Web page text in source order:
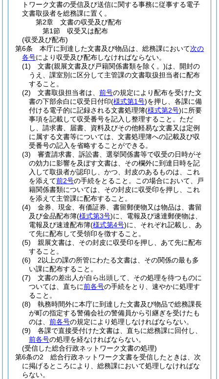
トワーク文書の受信及び送信に関する事務に従事する電子
文書取扱者を総務課に置く。
第2章
文書の収受及び配布
第1節
収受又は配布
(収受及び配布)
第6条
本庁に到達した文書及び物品は、総務課において次の
各号により収受及び配布しなければならない。
(1)
文書(親展文書及び戸籍関係書類を除く。)は、開封の
うえ、課室別に区分して主管課の文書取扱担当者に配布
すること。
(2)
文書取扱担当者は、 前号の規定により配布を受けた文
書の下部余白に収受日付印(様式第1号)を押し、各課に備
付ける電子的に記録される文書処理簿(様式第2号)に所要
事項を記載して収受番号を記入し整理すること。 ただ
し、請求書、届書、資料及びその他軽易な文書又は定例
に属する文書等については、文書処理簿への記載及び収
受番号の記入を省略することができる。
(3)
審査請求書、訴訟書、選挙関係書等で収受の日時がそ
の効力に影響を及ぼす文書は、その欄外に到達日時を記
入して取扱者が認印し、かつ、封皮のあるものは、これ
を添えて前2号の手続をとること。
この場合において、戸
籍関係書類については、その封皮に収受印を押し、これ
を添えて主管課に配布すること。
(4)
金券、現金、有価証券、書留郵便物又は物品は、書留
及び金品配布簿(様式第3号)に、電報及び速達郵便物は、
電報及び速達配布簿(様式第4号)に、それぞれ記載し、あ
て先に配布して受領印を徴すること。
(5)
親展文書は、その封皮に収受印を押し、あて先に配布
すること。
(6)
2以上の課の所管にわたる文書は、その関係の最も多
い課に配布すること。
(7)
文書の差出人が自ら出頭して、その処理を待つものに
ついては、直ちに前各号の手続をとり、速やかに処理す
ること。
(8)
執務時間外に本庁に到達した文書及び物品で総務課長
が町の指定する警備会社の警備員から引継ぎを受けたも
のは、 前各号の規定により処理しなければならない。
(9)
各課で直接受付けた文書は、直ちに総務課に回付し、
前各号の処理を経なければならない。
(受信した総合行政ネットワーク文書の処理)
第6条の2
総合行政ネットワーク文書を受信したときは、次
に掲げるところにより、総務課において処理しなければな
らない。